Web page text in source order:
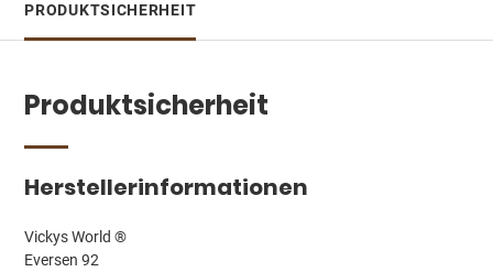
PRODUKTSICHERHEIT
Produktsicherheit
Herstellerinformationen
Vickys World ®
Eversen 92